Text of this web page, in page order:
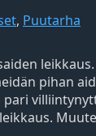
, Puutarha
pihan